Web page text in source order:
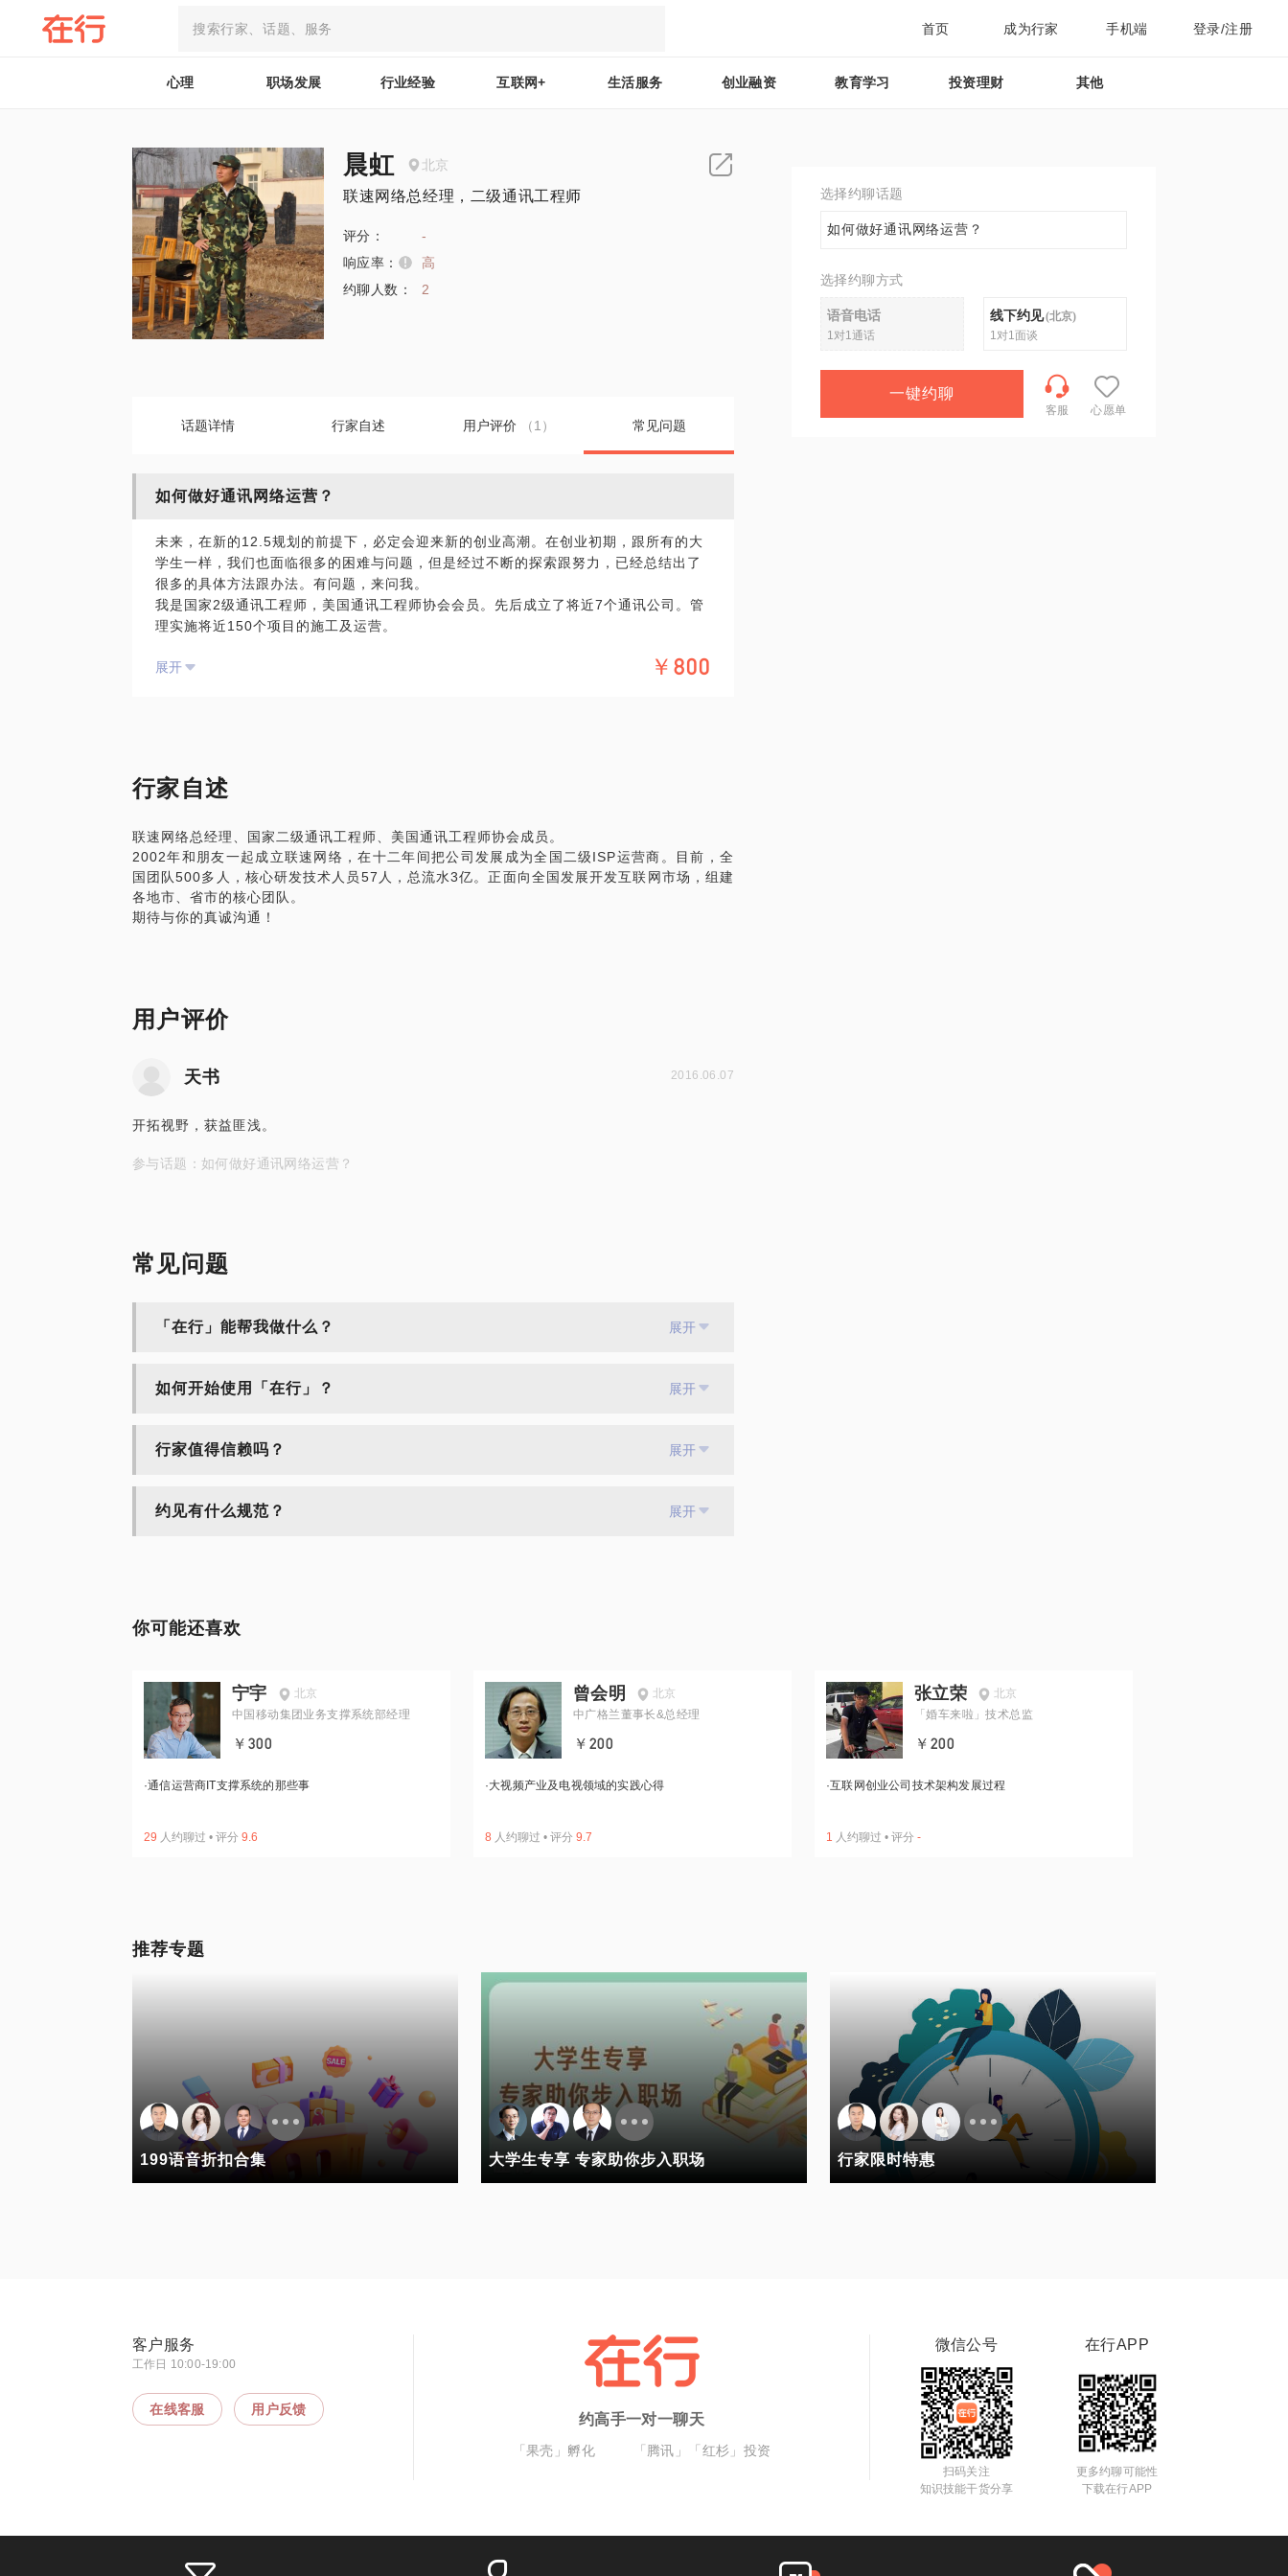
首页 成为行家 手机端 登录/注册
心理 职场发展 行业经验 互联网+ 生活服务 创业融资 教育学习 投资理财 其他
晨虹 北京
联速网络总经理，二级通讯工程师
评分：
-
响应率：
高
约聊人数：
2
话题详情 行家自述 用户评价 （1） 常见问题
如何做好通讯网络运营？
未来，在新的12.5规划的前提下，必定会迎来新的创业高潮。在创业初期，跟所有的大
学生一样，我们也面临很多的困难与问题，但是经过不断的探索跟努力，已经总结出了
很多的具体方法跟办法。有问题，来问我。
我是国家2级通讯工程师，美国通讯工程师协会会员。先后成立了将近7个通讯公司。管
理实施将近150个项目的施工及运营。
交流通信、宽带、路由等运营方面的各种问题；
如何分工分配初期实施资源。
我能带给你的是：
管理——管理在我这里不是事情；
支持——如果你缺少支持，找到我就对了。
期待与你的见面。
展开 ￥800
行家自述
联速网络总经理、国家二级通讯工程师、美国通讯工程师协会成员。
2002年和朋友一起成立联速网络，在十二年间把公司发展成为全国二级ISP运营商。目前，全
国团队500多人，核心研发技术人员57人，总流水3亿。正面向全国发展开发互联网市场，组建
各地市、省市的核心团队。
期待与你的真诚沟通！
用户评价
天书 2016.06.07
开拓视野，获益匪浅。
参与话题：如何做好通讯网络运营？
常见问题
「在行」能帮我做什么？ 展开
如何开始使用「在行」？ 展开
行家值得信赖吗？ 展开
约见有什么规范？ 展开
选择约聊话题
如何做好通讯网络运营？
选择约聊方式
语音电话
1对1通话
线下约见(北京)
1对1面谈
一键约聊
客服 心愿单
你可能还喜欢
宁宇
北京
中国移动集团业务支撑系统部经理
￥300
·通信运营商IT支撑系统的那些事
29 人约聊过 • 评分 9.6
曾会明
北京
中广格兰董事长&总经理
￥200
·大视频产业及电视领域的实践心得
8 人约聊过 • 评分 9.7
张立荣
北京
「婚车来啦」技术总监
￥200
·互联网创业公司技术架构发展过程
1 人约聊过 • 评分 -
推荐专题
199语音折扣合集 大学生专享 专家助你步入职场 行家限时特惠
客户服务
工作日 10:00-19:00
在线客服 用户反馈
约高手一对一聊天
「果壳」孵化 「腾讯」「红杉」投资
微信公号
扫码关注
知识技能干货分享
在行APP
更多约聊可能性
下载在行APP